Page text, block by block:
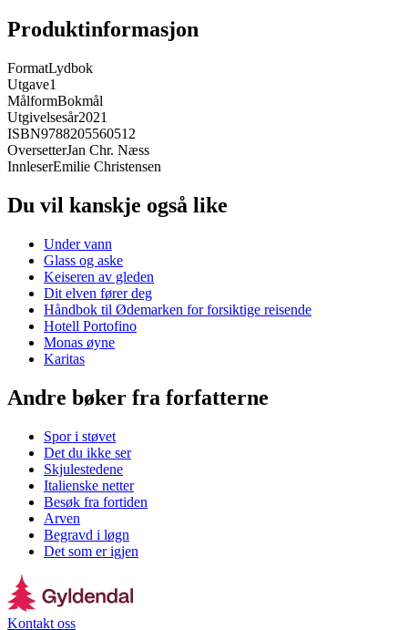
Produktinformasjon
FormatLydbok
Utgave1
MålformBokmål
Utgivelsesår2021
ISBN9788205560512
OversetterJan Chr. Næss
InnleserEmilie Christensen
Du vil kanskje også like
Under vann
Glass og aske
Keiseren av gleden
Dit elven fører deg
Håndbok til Ødemarken for forsiktige reisende
Hotell Portofino
Monas øyne
Karitas
Andre bøker fra forfatterne
Spor i støvet
Det du ikke ser
Skjulestedene
Italienske netter
Besøk fra fortiden
Arven
Begravd i løgn
Det som er igjen
Kontakt oss